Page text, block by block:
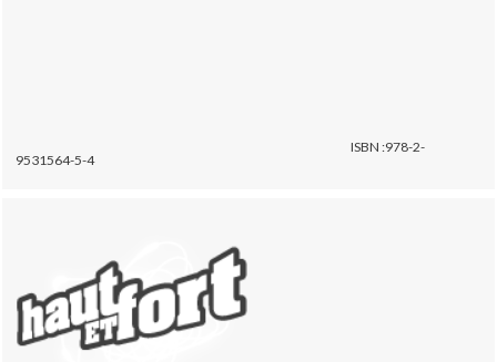
ISBN :978-2-
9531564-5-4